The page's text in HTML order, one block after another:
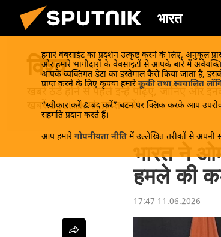
भारत
हमारे वेबसाईट का प्रदर्शन उत्कृष्ट करने के लिए, अनुकूल
और हमारे भागीदारों के वेबसाइटों से आपके बारे में
आपके व्यक्तिगत डेटा का इस्तेमाल कैसे किया जाता है,
प्राप्त करने के लिए कृपया हमारे कूकी तथा स्वचालित
“स्वीकार करें & बंद करें” बटन पर क्लिक करके आप
सहमति प्रदान करते हैं।
आप हमारे गोपनीयता नीति में उल्लेखित तरीकों से अपनी
विश्व
खबरें ठंडे होने से पहले इन्हें पढ़िए, जानिए और
खबरें Sputnik पर प्राप्त करें!
भारत ने
हमले की
17:47 11.06.2026